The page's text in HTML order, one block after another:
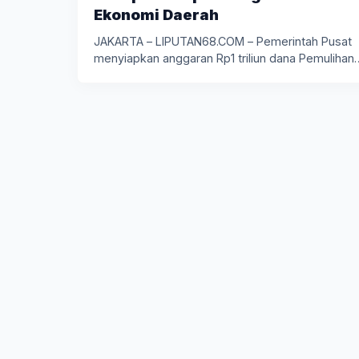
Ekonomi Daerah
JAKARTA – LIPUTAN68.COM – Pemerintah Pusat
menyiapkan anggaran Rp1 triliun dana